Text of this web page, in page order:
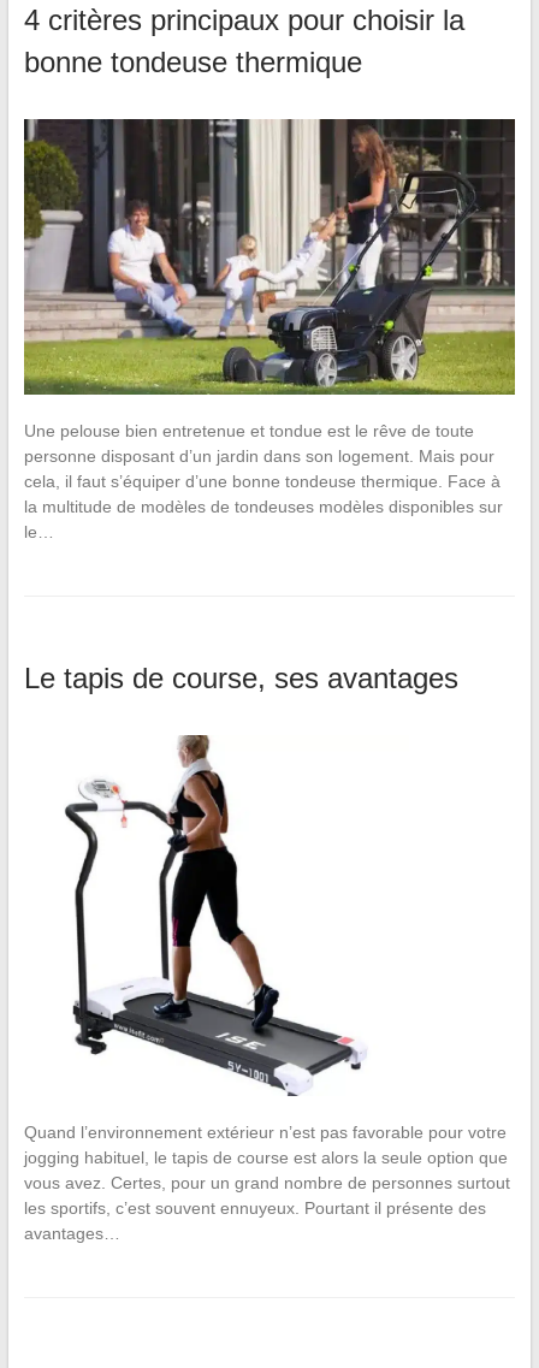
4 critères principaux pour choisir la
bonne tondeuse thermique
Une pelouse bien entretenue et tondue est le rêve de toute
personne disposant d’un jardin dans son logement. Mais pour
cela, il faut s’équiper d’une bonne tondeuse thermique. Face à
la multitude de modèles de tondeuses modèles disponibles sur
le…
Le tapis de course, ses avantages
Quand l’environnement extérieur n’est pas favorable pour votre
jogging habituel, le tapis de course est alors la seule option que
vous avez. Certes, pour un grand nombre de personnes surtout
les sportifs, c’est souvent ennuyeux. Pourtant il présente des
avantages…